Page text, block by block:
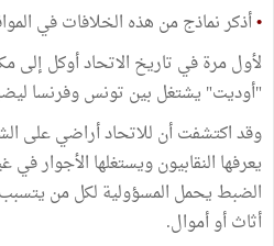
•أذكر نماذج من هذه الخلافات في
لأول مرة في تاريخ الاتحاد أوكل
"أوديت" يشتغل بين تونس وفرنسا
وقد اكتشفت أن للاتحاد أراضي على
يعرفها النقابيون ويستغلها الأجوار
الضبط يحمل المسؤولية لكل من
أثاث أو أموال.